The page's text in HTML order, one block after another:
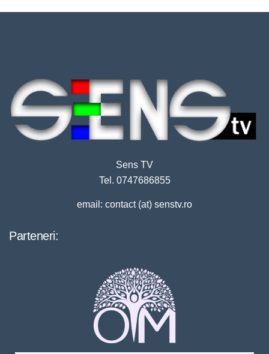
Sens TV
Tel. 0747686855
email: contact (at) senstv.ro
Parteneri: